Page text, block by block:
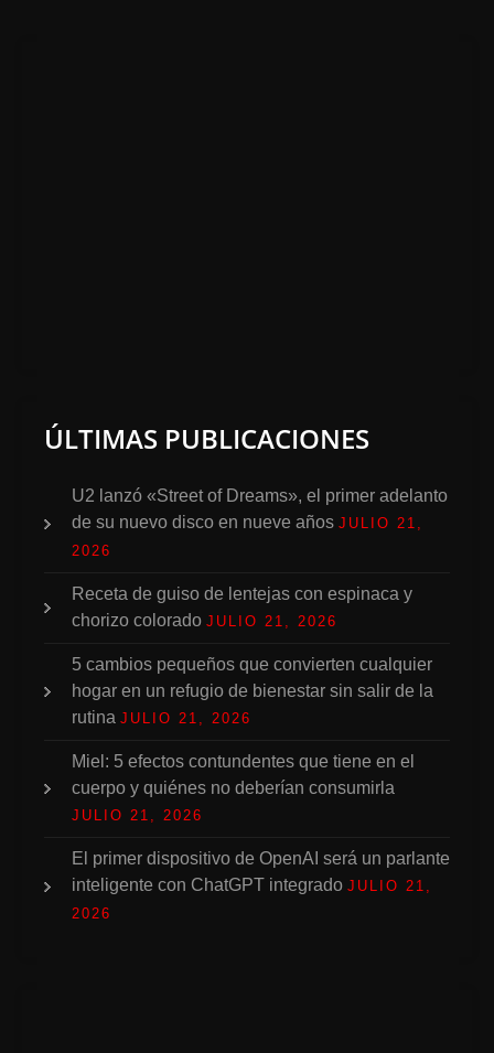
ÚLTIMAS PUBLICACIONES
U2 lanzó «Street of Dreams», el primer adelanto
de su nuevo disco en nueve años JULIO 21,
2026
Receta de guiso de lentejas con espinaca y
chorizo colorado JULIO 21, 2026
5 cambios pequeños que convierten cualquier
hogar en un refugio de bienestar sin salir de la
rutina JULIO 21, 2026
Miel: 5 efectos contundentes que tiene en el
cuerpo y quiénes no deberían consumirla
JULIO 21, 2026
El primer dispositivo de OpenAI será un parlante
inteligente con ChatGPT integrado JULIO 21,
2026